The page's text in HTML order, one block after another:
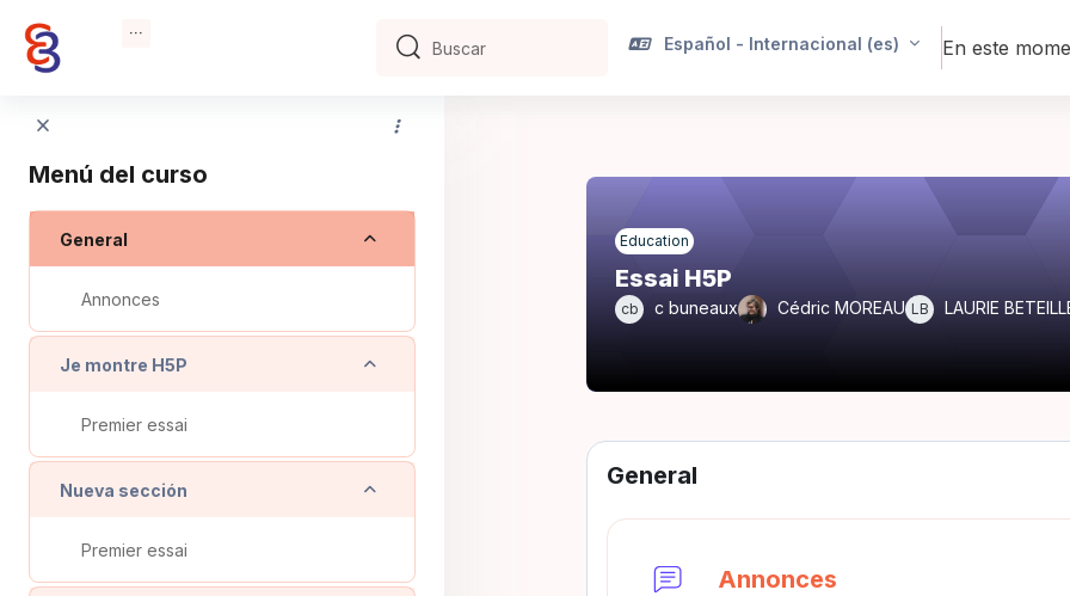
Buscar
Buscar
Español - Internacional ‎(es)‎ En este
Menú del curso
General Colapsar
Annonces
Je montre H5P Colapsar
Premier essai
Nueva sección Colapsar
Premier essai
Education
Essai H5P
cb c buneaux Cédric MOREAU LB LAURIE
General
Annonces